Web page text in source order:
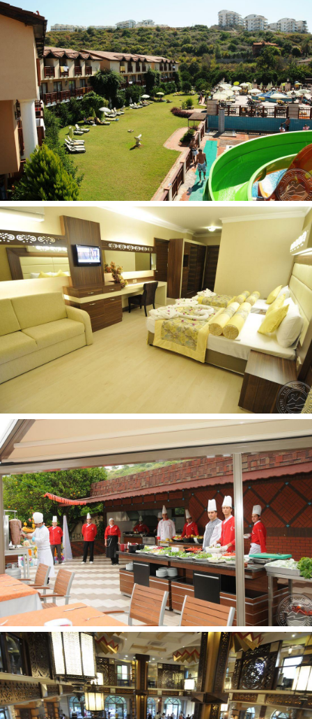
4+2 asm., 40 m
13 dviejų kambariųfamily rooms 2 tipo numerių(2
miegamieji atskirti durimis, maks. 4+1 asm., 45 m2).
Viešbučio kategorija šalyje - 5*
Kambariuose:
televizorius: yra
mini baras (vanduo - kasdien)
numerių tvarkymas: kasdien
plaukų džiovintuvas: yra
seifas numeryje, už papildomą mokestį
aptarnavimas numeriuose: už papildomą mokestį
kavos/arbatos rinkinys yra
grindys: laminatas
oro kondicionierius: individualus
internetas: Wi-Fi nemokamai
rusiški kanalai: 1
balkonas yra
vonia arba dušas yra
telefonas yra
patalynės keitimas: 2 kartus per savaitę
Viešbučio teritorijoje:
vandens kalneliai: 3
barai: 3
skalbykla už papildomą mokestį
gydytojo kabinetas yra
SPA centras yra
baseinai: 2 (atviras)
restoranai: 1
prie baseino: paplūdimio rankšluosčiai nemokamai
uždari baseinai: 1
prie baseino: skėčiai, gultai - nemokamai
a la carte restoranai: 1
Pramogos ir sportas:
sauna
mini futbolas
vandens sporto priemonės už papildomą mokestį
gimnastika nemokamai
turkiška pirtis
treniruoklių salė nemokamai
nardymo pamokos už papildomą mokestį
smiginis nemokamai
pramoginiai renginiai nemokamai
vandens aerobika nemokamai
paplūdimio tinklinis nemokamai